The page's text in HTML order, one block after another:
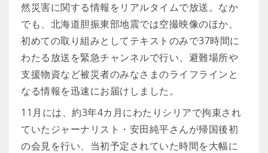
然災害に関する情報をリアルタイムで放送。なか
でも、北海道胆振東部地震では空撮映像のほか、
初めての取り組みとしてテキストのみで37時間に
わたる放送を緊急チャンネルで行い、避難場所や
支援物資など被災者のみなさまのライフラインと
なる情報を迅速にお届けしました。
11月には、約3年4カ月にわたりシリアで拘束され
ていたジャーナリスト・安田純平さんが帰国後初
の会見を行い、当初予定されていた時間を大幅に